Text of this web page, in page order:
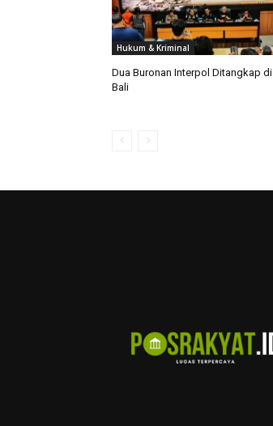
Hukum & Kriminal
Dua Buronan Interpol Ditangkap di
Bali